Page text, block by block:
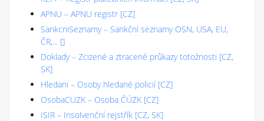
APNU – APNU registr [CZ]
SankcniSeznamy– Sankční seznamy OSN, USA, EU,
ČR,... []
Doklady– Zcizené a ztracené průkazy totožnosti [CZ,
SK]
Hledani – Osoby hledané policií [CZ]
OsobaCUZK – Osoba ČÚZK [CZ]
ISIR – Insolvenční rejstřík [CZ, SK]